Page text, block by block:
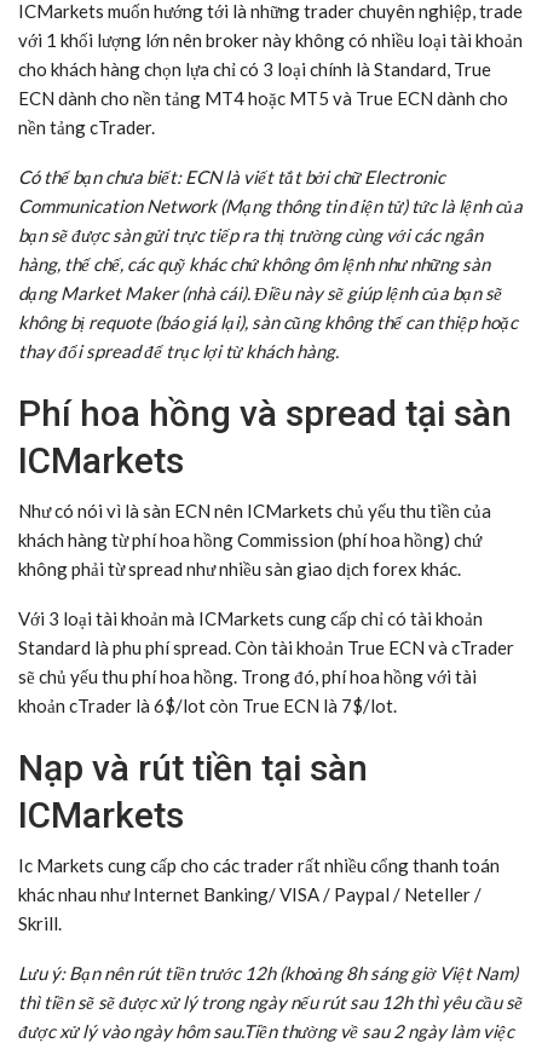
ICMarkets muốn hướng tới là những trader chuyên nghiệp, trade
với 1 khối lượng lớn nên broker này không có nhiều loại tài khoản
cho khách hàng chọn lựa chỉ có 3 loại chính là Standard, True
ECN dành cho nền tảng MT4 hoặc MT5 và True ECN dành cho
nền tảng cTrader.
Có thể bạn chưa biết: ECN là viết tắt bởi chữ Electronic
Communication Network (Mạng thông tin điện tử) tức là lệnh của
bạn sẽ được sàn gửi trực tiếp ra thị trường cùng với các ngân
hàng, thể chế, các quỹ khác chứ không ôm lệnh như những sàn
dạng Market Maker (nhà cái). Điều này sẽ giúp lệnh của bạn sẽ
không bị requote (báo giá lại), sàn cũng không thể can thiệp hoặc
thay đổi spread để trục lợi từ khách hàng.
Phí hoa hồng và spread tại sàn
ICMarkets
Như có nói vì là sàn ECN nên ICMarkets chủ yếu thu tiền của
khách hàng từ phí hoa hồng Commission (phí hoa hồng) chứ
không phải từ spread như nhiều sàn giao dịch forex khác.
Với 3 loại tài khoản mà ICMarkets cung cấp chỉ có tài khoản
Standard là phu phí spread. Còn tài khoản True ECN và cTrader
sẽ chủ yếu thu phí hoa hồng. Trong đó, phí hoa hồng với tài
khoản cTrader là 6$/lot còn True ECN là 7$/lot.
Nạp và rút tiền tại sàn
ICMarkets
Ic Markets cung cấp cho các trader rất nhiều cổng thanh toán
khác nhau như Internet Banking/ VISA / Paypal / Neteller /
Skrill.
Lưu ý: Bạn nên rút tiền trước 12h (khoảng 8h sáng giờ Việt Nam)
thì tiền sẽ sẽ được xử lý trong ngày nếu rút sau 12h thì yêu cầu sẽ
được xử lý vào ngày hôm sau.Tiền thường về sau 2 ngày làm việc